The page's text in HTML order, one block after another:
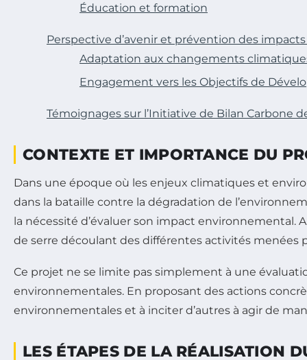
Éducation et formation
Perspective d’avenir et prévention des
Adaptation aux changements
Engagement vers les Objectifs de
Témoignages sur l’Initiative de Bilan Carbone
CONTEXTE ET IMPORTANCE DU
Dans une époque où les enjeux climatiques et
dans la bataille contre la dégradation de
la nécessité d’évaluer son impact environnemental.
de serre découlant des différentes activités menées
Ce projet ne se limite pas simplement à une
environnementales. En proposant des actions
environnementales et à inciter d’autres à agir de
LES ÉTAPES DE LA RÉALISATION